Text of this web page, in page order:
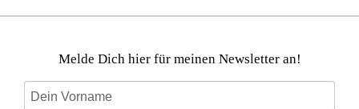
Melde Dich hier für meinen Newsletter an!